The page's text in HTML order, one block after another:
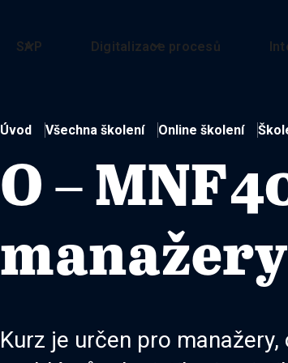
SAP Digitalizace procesů
Úvod Všechna školení Online školení
O –
manažery
Kurz je určen pro